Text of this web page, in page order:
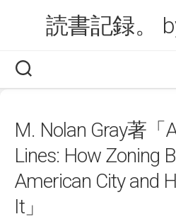
読書記録。
M. Nolan Gray著「
Lines: How Zoning
American City and
It」